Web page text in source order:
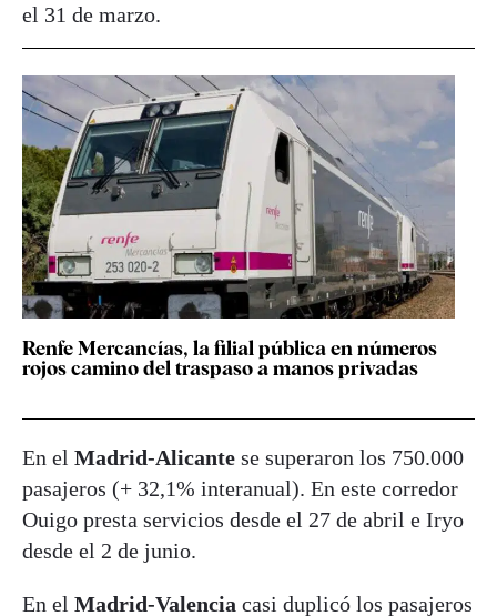
el 31 de marzo.
Renfe Mercancías, la filial pública en números
rojos camino del traspaso a manos privadas
En el Madrid-Alicante se superaron los 750.000
pasajeros (+ 32,1% interanual). En este corredor
Ouigo presta servicios desde el 27 de abril e Iryo
desde el 2 de junio.
En el Madrid-Valencia casi duplicó los pasajeros